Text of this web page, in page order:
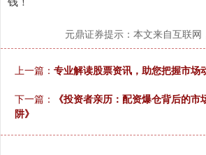
元鼎证券提示：本文来自互联网
上一篇： 专业解读股票资讯，助您把握市场
下一篇：
《投资者亲历：配资爆仓背后的
阱》